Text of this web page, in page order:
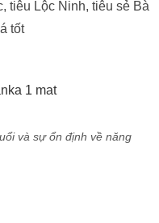
tiêu Lộc Ninh, tiêu sẻ Bà
tốt
và sự ổn định về năng